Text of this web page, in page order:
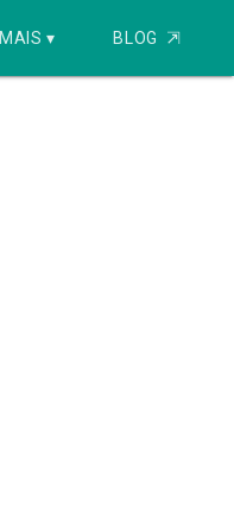
MAIS ▾ BLOG ⇱